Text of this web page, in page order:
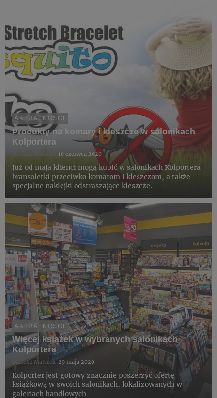
AKTUALNOŚCI
Produkty na komary i kleszcze w salonikach
Kolportera
Dariusz Materek 10 czerwca 2020
Już od maja klienci mogą kupić w salonikach Kolportera
bransoletki przeciwko komarom i kleszczom, a także
specjalne naklejki odstraszające kleszcze.
AKTUALNOŚCI
Więcej książek w wybranych salonikach
Kolportera
Dariusz Materek 29 maja 2020
Kolporter jest gotowy znacznie poszerzyć ofertę
książkową w swoich salonikach, lokalizowanych w
galeriach handlowych